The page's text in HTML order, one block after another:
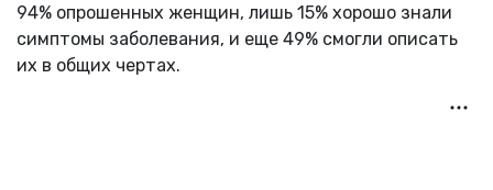
94% опрошенных женщин, лишь 15% хорошо знали
симптомы заболевания, и еще 49% смогли описать
их в общих чертах.